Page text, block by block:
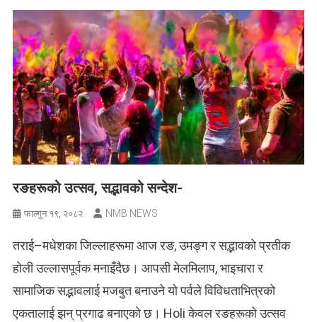
रङहरूको उत्सव, सद्भावको सन्देश-
फाल्गुन १९, २०८२ NMB NEWS
तराई–मधेशका जिल्लाहरूमा आज रङ, उमङ्ग र सद्भावको प्रतीक
होली उल्लासपूर्वक मनाइँदैछ। आपसी मेलमिलाप, भाइचारा र
सामाजिक सद्भावलाई मजबुत बनाउने यो पर्वले विविधताभित्रको
एकतालाई झन् प्रगाढ बनाएको छ। Holi केवल रङहरूको उत्सव